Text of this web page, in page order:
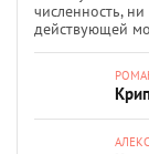
численность,
действующей